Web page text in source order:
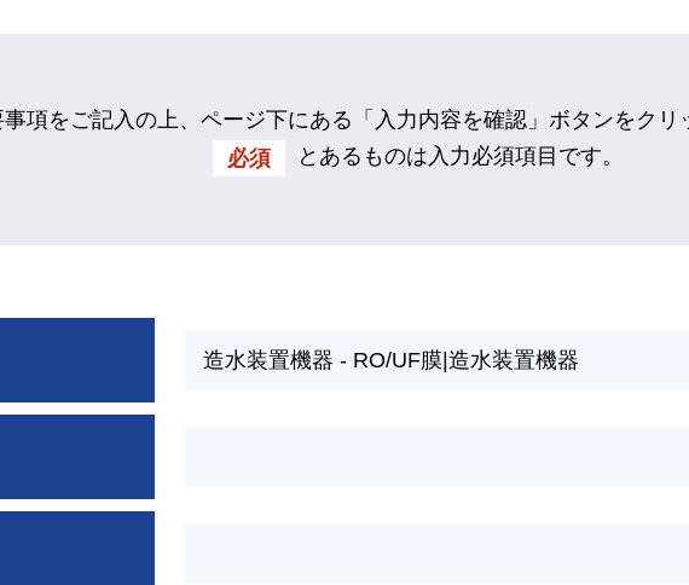
事項をご記入の上、ページ下にある「入力内容を確認」ボタンをクリ
必須
とあるものは入力必須項目です。